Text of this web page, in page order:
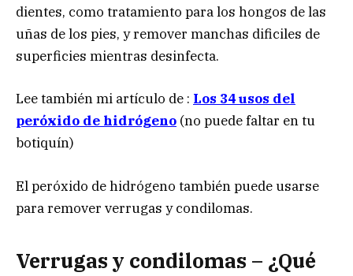
dientes, como tratamiento para los hongos de las
uñas de los pies, y remover manchas dificiles de
superficies mientras desinfecta.
Lee también mi artículo de : Los 34 usos del
peróxido de hidrógeno (no puede faltar en tu
botiquín)
El peróxido de hidrógeno también puede usarse
para remover verrugas y condilomas.
Verrugas y condilomas – ¿Qué